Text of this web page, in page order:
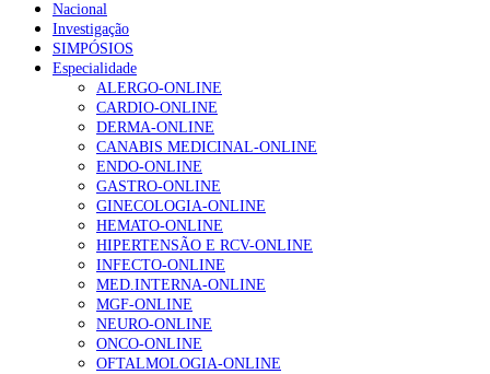
Governo admite cobrar taxas a utentes que recusem vaga em
cuidados continuados
Estudo aponta potencial da casca de maracujá-roxo no controlo
da inflamação da asma 5 de Agosto, 2026
NOTÍCIAS MAIS LIDAS
Enfermagem Forense. “Da urgência ao tribunal, cada
gesto conta e cada profissional faz a diferença”
202 visualizações
Alguns milhares de utentes podem ficar sem médico de
família com nova regras do registo, alerta associação
167 visualizações
Nacional
Investigação
SIMPÓSIOS
Especialidade
ALERGO-ONLINE
CARDIO-ONLINE
DERMA-ONLINE
CANABIS MEDICINAL-ONLINE
ENDO-ONLINE
GASTRO-ONLINE
GINECOLOGIA-ONLINE
HEMATO-ONLINE
HIPERTENSÃO E RCV-ONLINE
INFECTO-ONLINE
MED.INTERNA-ONLINE
MGF-ONLINE
NEURO-ONLINE
ONCO-ONLINE
OFTALMOLOGIA-ONLINE